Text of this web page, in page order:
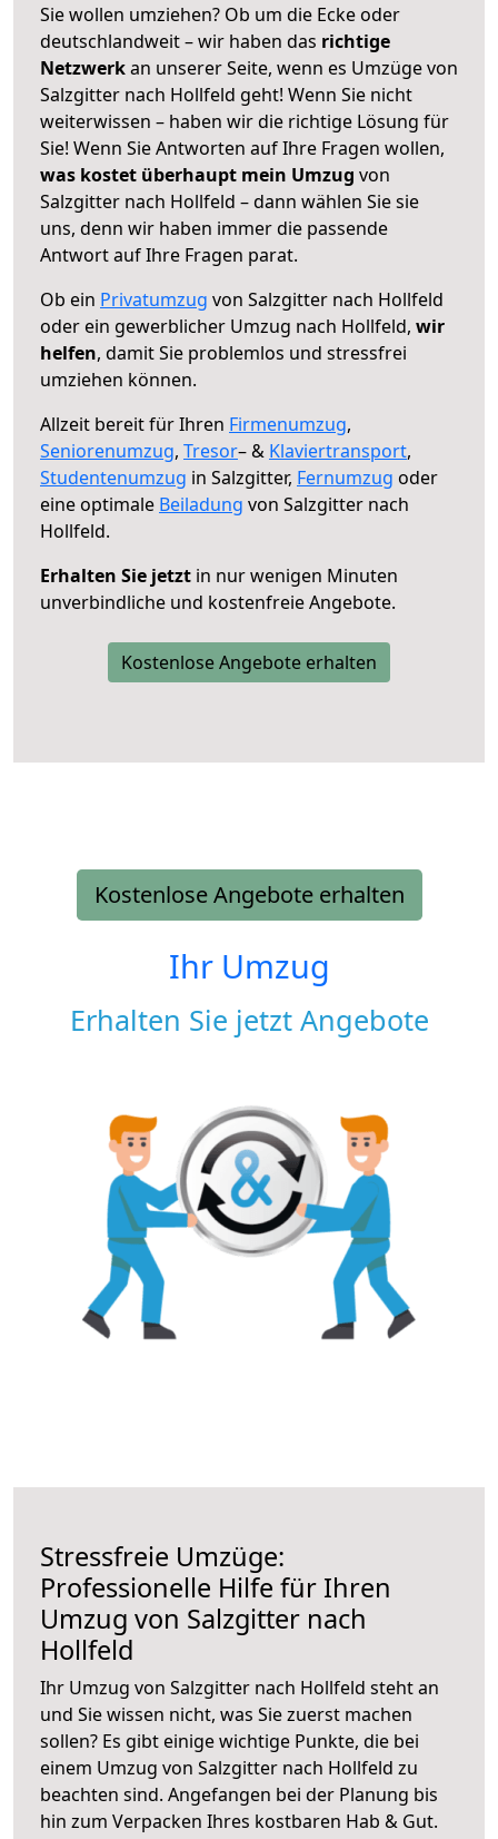
Sie wollen umziehen? Ob um die Ecke oder
deutschlandweit – wir haben das richtige
Netzwerkan unserer Seite, wenn es Umzüge von
Salzgitter nach Hollfeld geht! Wenn Sie nicht
weiterwissen – haben wir die richtige Lösung für
Sie! Wenn Sie Antworten auf Ihre Fragen wollen,
was kostet überhaupt mein Umzug von
Salzgitter nach Hollfeld – dann wählen Sie sie
uns, denn wir haben immer die passende
Antwort auf Ihre Fragen parat.
Ob ein Privatumzug von Salzgitter nach Hollfeld
oder ein gewerblicher Umzug nach Hollfeld, wir
helfen, damit Sie problemlos und stressfrei
umziehen können.
Allzeit bereit für Ihren Firmenumzug,
Seniorenumzug, Tresor– & Klaviertransport,
Studentenumzug in Salzgitter, Fernumzug oder
eine optimale Beiladung von Salzgitter nach
Hollfeld.
Erhalten Sie jetzt in nur wenigen Minuten
unverbindliche und kostenfreie Angebote.
Kostenlose Angebote erhalten
Kostenlose Angebote erhalten
Ihr Umzug
Erhalten Sie jetzt Angebote
Stressfreie Umzüge:
Professionelle Hilfe für Ihren
Umzug von Salzgitter nach
Hollfeld
Ihr Umzug von Salzgitter nach Hollfeld steht an
und Sie wissen nicht, was Sie zuerst machen
sollen? Es gibt einige wichtige Punkte, die bei
einem Umzug von Salzgitter nach Hollfeld zu
beachten sind. Angefangen bei der Planung bis
hin zum Verpacken Ihres kostbaren Hab & Gut.